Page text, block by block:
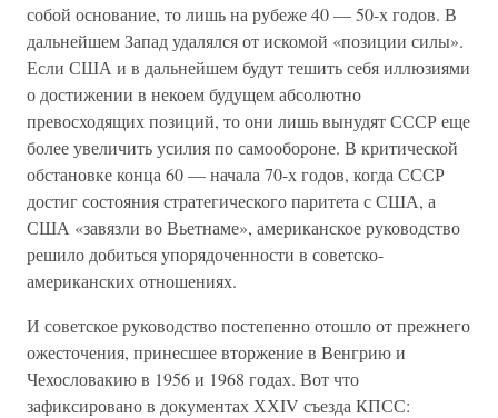
собой основание, то лишь на рубеже 40 — 50-х годов. В
дальнейшем Запад удалялся от искомой «позиции силы».
Если США и в дальнейшем будут тешить себя иллюзиями
о достижении в некоем будущем абсолютно
превосходящих позиций, то они лишь вынудят СССР еще
более увеличить усилия по самообороне. В критической
обстановке конца 60 — начала 70-х годов, когда СССР
достиг состояния стратегического паритета с США, а
США «завязли во Вьетнаме», американское руководство
решило добиться упорядоченности в советско-
американских отношениях.
И советское руководство постепенно отошло от прежнего
ожесточения, принесшее вторжение в Венгрию и
Чехословакию в 1956 и 1968 годах. Вот что
зафиксировано в документах ХХIV съезда КПСС: